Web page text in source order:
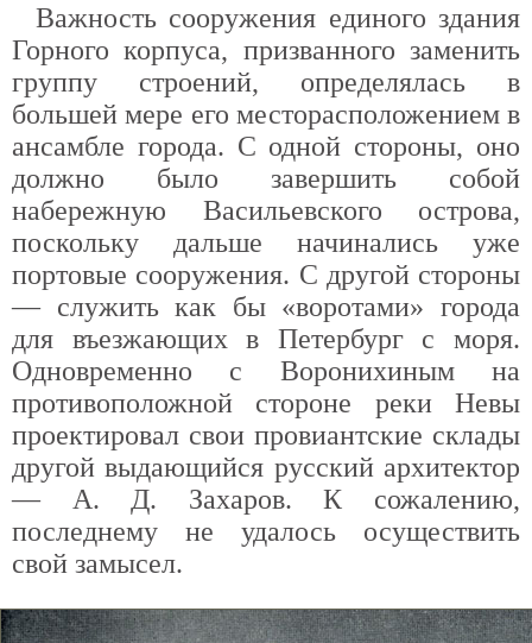
Важность сооружения единого здания
Горного корпуса, призванного заменить
группу строений, определялась в
большей мере его месторасположением в
ансамбле города. С одной стороны, оно
должно было завершить собой
набережную Васильевского острова,
поскольку дальше начинались уже
портовые сооружения. С другой стороны
— служить как бы «воротами» города
для въезжающих в Петербург с моря.
Одновременно с Воронихиным на
противоположной стороне реки Невы
проектировал свои провиантские склады
другой выдающийся русский архитектор
— А. Д. Захаров. К сожалению,
последнему не удалось осуществить
свой замысел.